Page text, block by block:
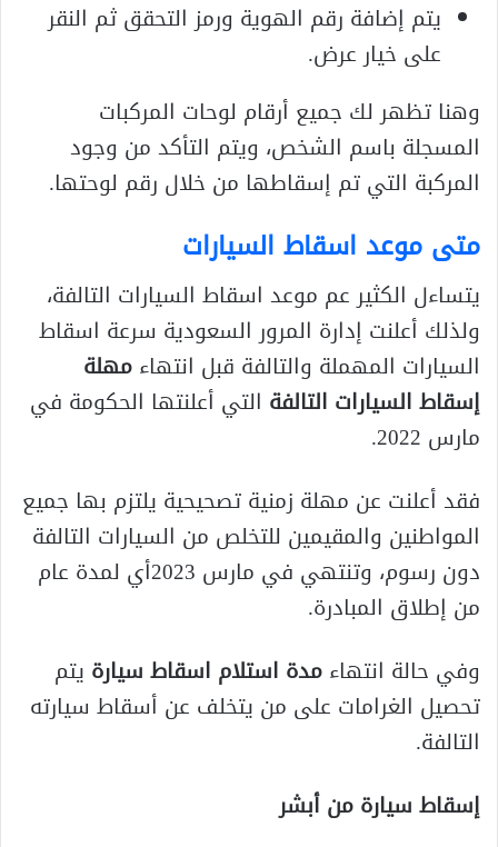
يتم إضافة رقم الهوية ورمز التحقق ثم النقر
على خيار عرض.
وهنا تظهر لك جميع أرقام لوحات المركبات
المسجلة باسم الشخص، ويتم التأكد من وجود
المركبة التي تم إسقاطها من خلال رقم لوحتها.
متى موعد اسقاط السيارات
يتساءل الكثير عم موعد اسقاط السيارات التالفة،
ولذلك أعلنت إدارة المرور السعودية سرعة اسقاط
السيارات المهملة والتالفة قبل انتهاءمهلة
إسقاط السيارات التالفة التي أعلنتها الحكومة في
مارس 2022.
فقد أعلنت عن مهلة زمنية تصحيحية يلتزم بها جميع
المواطنين والمقيمين للتخلص من السيارات التالفة
دون رسوم، وتنتهي في مارس 2023أي لمدة عام
من إطلاق المبادرة.
وفي حالة انتهاءمدة استلام اسقاط سيارة يتم
تحصيل الغرامات على من يتخلف عن أسقاط سيارته
التالفة.
إسقاط سيارة من أبشر